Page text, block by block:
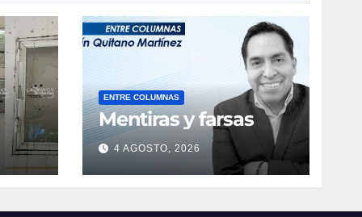
ENTRE COLUMNAS
Mentiras y farsas
4 AGOSTO, 2026